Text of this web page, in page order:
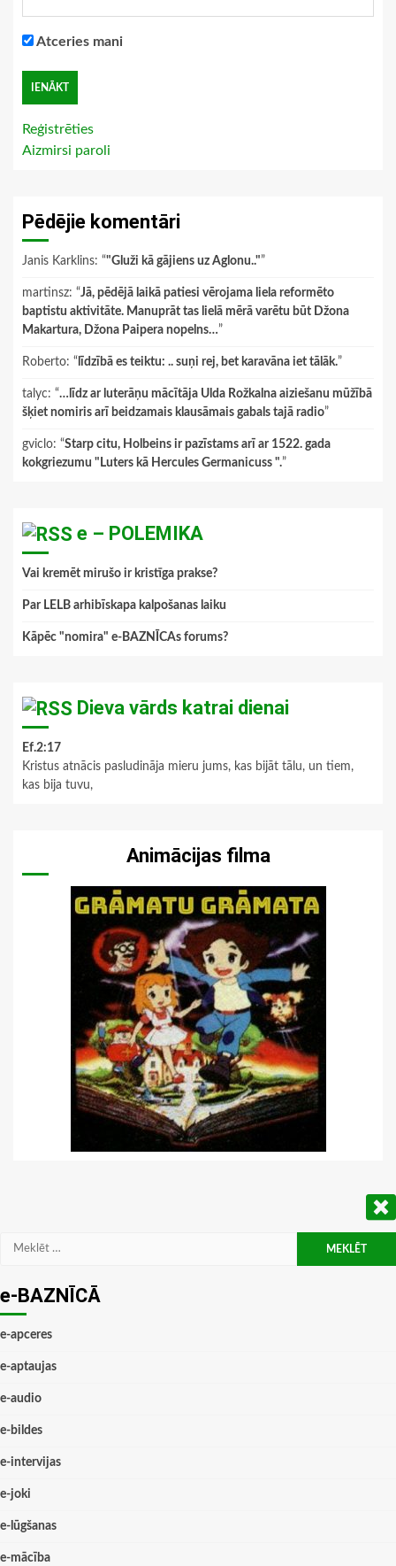
Atceries mani
Reģistrēties
Aizmirsi paroli
Pēdējie komentāri
Janis Karklins: “"Gluži kā gājiens uz Aglonu.."”
martinsz: “Jā, pēdējā laikā patiesi vērojama liela reformēto
baptistu aktivitāte. Manuprāt tas lielā mērā varētu būt Džona
Makartura, Džona Paipera nopelns…”
Roberto: “ līdzībā es teiktu: .. suņi rej, bet karavāna iet tālāk.”
talyc: “…līdz ar luterāņu mācītāja Ulda Rožkalna aiziešanu mūžībā
šķiet nomiris arī beidzamais klausāmais gabals tajā radio”
gviclo: “Starp citu, Holbeins ir pazīstams arī ar 1522. gada
kokgriezumu "Luters kā Hercules Germanicuss ".”
e – POLEMIKA
Vai kremēt mirušo ir kristīga prakse?
Par LELB arhibīskapa kalpošanas laiku
Kāpēc "nomira" e-BAZNĪCAs forums?
Dieva vārds katrai dienai
Ef.2:17
Kristus atnācis pasludināja mieru jums, kas bijāt tālu, un tiem,
kas bija tuvu,
Animācijas filma
Meklēt:
e-BAZNĪCĀ
e-apceres
e-aptaujas
e-audio
e-bildes
e-intervijas
e-joki
e-lūgšanas
e-mācība